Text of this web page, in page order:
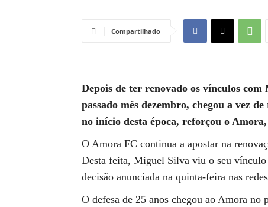
Compartilhado
Depois de ter renovado os vínculos
passado mês dezembro, chegou a vez
no início desta época, reforçou o
O Amora FC continua a apostar na
Desta feita, Miguel Silva viu o seu vínculo
decisão anunciada na quinta-feira nas
O defesa de 25 anos chegou ao Amora no